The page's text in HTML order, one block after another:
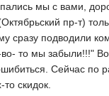
мы с вами,
пр-т)
сразу подводили
во- то мы забыли!!!"
Сейчас по
скидок.